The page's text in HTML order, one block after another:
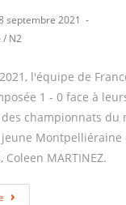
septembre 2021
/ N2
l'équipe de
1 - 0 face à
championnats du
Montpelliéraine
MARTINEZ.